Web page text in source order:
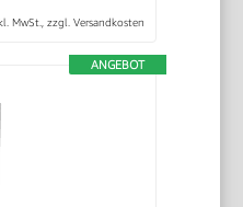
MwSt., zzgl. Versandkosten
ANGEBOT